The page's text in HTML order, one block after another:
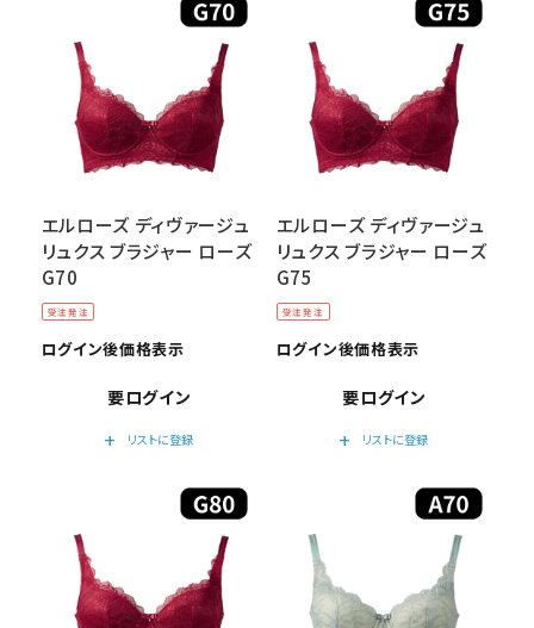
受注発注
エルローズ ディヴァージュ
リュクス ブラジャー ローズ
G70
ログイン後価格表示
要ログイン
add
リストに登録
受注発注
エルローズ ディヴァージュ
リュクス ブラジャー ローズ
G75
ログイン後価格表示
要ログイン
add
リストに登録